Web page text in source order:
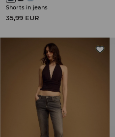
Shorts in jeans
35,99 EUR